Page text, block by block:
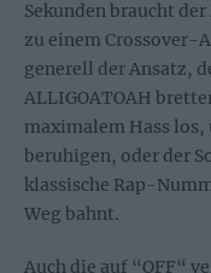
Sekunden braucht
zu einem Crossover-
generell der Ansatz,
ALLIGOATOAH
maximalem Hass
beruhigen, oder der
klassische Rap-
Weg bahnt.
Auch die auf “OFF“